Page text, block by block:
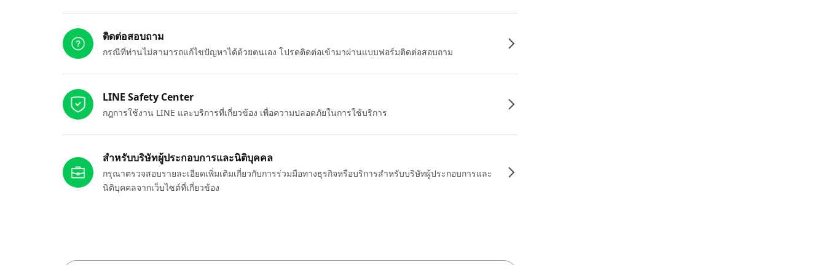
ติดต่อสอบถาม
กรณีที่ท่านไม่สามารถแก้ไขปัญหาได้ด้วยตนเอง โปรดติดต่อเข้ามาผ่านแบบฟอร์มติดต่อสอบถาม
LINE Safety Center
กฎการใช้งาน LINE และบริการที่เกี่ยวข้อง เพื่อความปลอดภัยในการใช้บริการ
สำหรับบริษัทผู้ประกอบการและนิติบุคคล
กรุณาตรวจสอบรายละเอียดเพิ่มเติมเกี่ยวกับการร่วมมือทางธุรกิจหรือบริการสำหรับบริษัทผู้ประกอบการและ
นิติบุคคลจากเว็บไซต์ที่เกี่ยวข้อง